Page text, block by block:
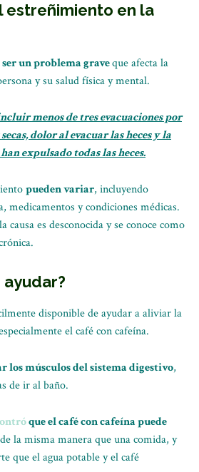
estreñimiento en la
ser un problema graveque afecta la
y su salud física y mental.
menos de tres evacuaciones por
dolor al evacuar las heces y la
expulsado todas las heces.
pueden variar, incluyendo
medicamentos y condiciones médicas.
causa es desconocida y se conoce como
disponible de ayudar a aliviar la
el café con cafeína.
los músculos del sistema digestivo,
de ir al baño.
que el café con cafeína puede
de la misma manera que una comida, y
que el agua potable y el café